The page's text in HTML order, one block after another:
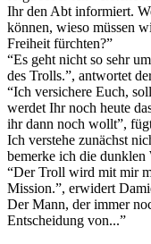
Ihr den Abt informiert.
können, wieso müssen
Freiheit fürchten?”
“Es geht nicht so sehr
des Trolls.”, antwortet
“Ich versichere Euch,
werdet Ihr noch heute
ihr dann noch wollt”,
Ich verstehe zunächst
bemerke ich die dunklen
“Der Troll wird mit mir
Mission.”, erwidert
Der Mann, der immer
Entscheidung von...”